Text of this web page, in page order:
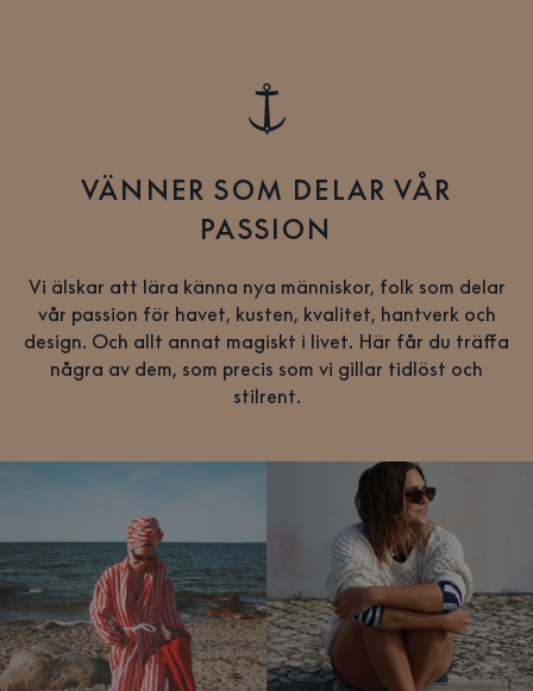
VÄNNER SOM DELAR VÅR
PASSION
Vi älskar att lära känna nya människor, folk som delar
vår passion för havet, kusten, kvalitet, hantverk och
design. Och allt annat magiskt i livet. Här får du träffa
några av dem, som precis som vi gillar tidlöst och
stilrent.